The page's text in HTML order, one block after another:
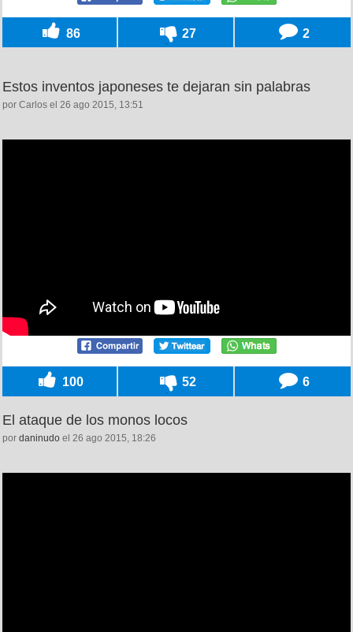
86 27 2
Estos inventos japoneses te dejaran sin palabras
por Carlos el 26 ago 2015, 13:51
100 52 6
El ataque de los monos locos
por daninudo el 26 ago 2015, 18:26